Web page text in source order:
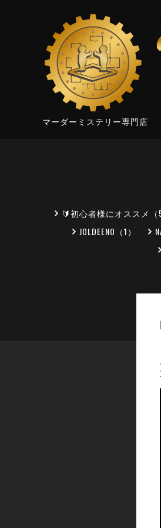
マーダーミステリー専門店
🔰初心者様にオススメ（5
JOLDEENO（1）